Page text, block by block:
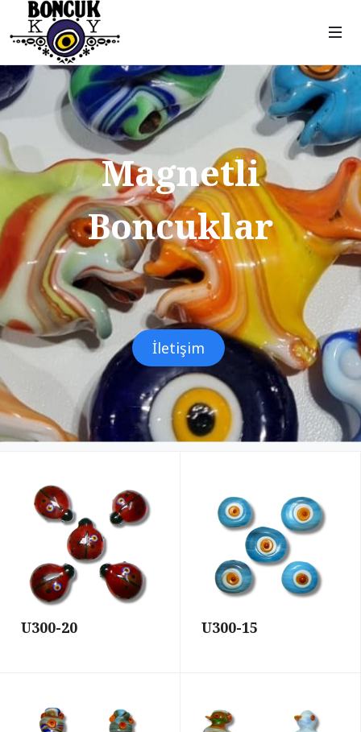
Magnetli
Boncuklar
İletişim
U300-20 U300-15